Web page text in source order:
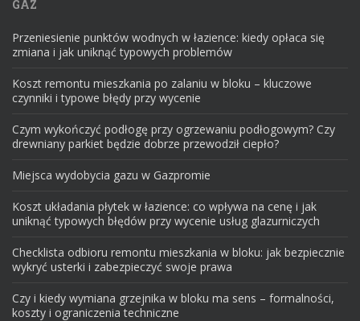
GAZ
Przeniesienie punktów wodnych w łazience: kiedy opłaca się
zmiana i jak uniknąć typowych problemów
Koszt remontu mieszkania po zalaniu w bloku – kluczowe
czynniki i typowe błędy przy wycenie
Czym wykończyć podłogę przy ogrzewaniu podłogowym? Czy
drewniany parkiet będzie dobrze przewodził ciepło?
Miejsca wydobycia gazu w Gazpromie
Koszt układania płytek w łazience: co wpływa na cenę i jak
uniknąć typowych błędów przy wycenie usług glazurniczych
Checklista odbioru remontu mieszkania w bloku: jak bezpiecznie
wykryć usterki i zabezpieczyć swoje prawa
Czy i kiedy wymiana grzejnika w bloku ma sens – formalności,
koszty i ograniczenia techniczne